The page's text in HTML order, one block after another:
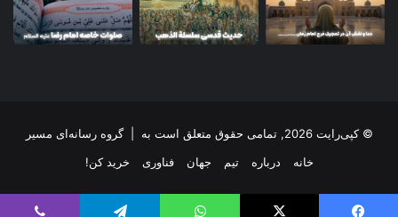
© کپی‌رایت 2026, تمامی حقوق متعلق است به |
گروه رسانه‌ای مسیر
خانه
درباره تیم جهان فناوری خرید کن!